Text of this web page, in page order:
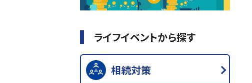
ライフイベントから探す
相続対策